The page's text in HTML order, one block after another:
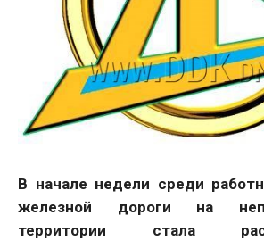
В начале недели среди
железной дороги на
территории стала